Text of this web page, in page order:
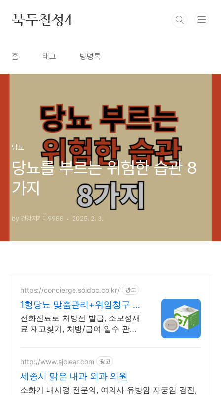
북두칠성4
홈 태그 방명록
당뇨
당뇨를 부르는 위험한 습관 8
가지
by 건강지키미9988 2025. 2. 3.
https://concierge.soldoc.co.kr/ 광고
1형당뇨 맞춤관리+위임청구 복
잡한 청구 절차 ZERO
전화진료로 처방전 발급, 소모성재
료 재고찾기, 처방/급여 일수 관리
http://www.sjclear.com 광고
세종시 맑은 내과 외과 의원
소화기 내시경 전문의, 여의사 유방암 자궁암 검진,